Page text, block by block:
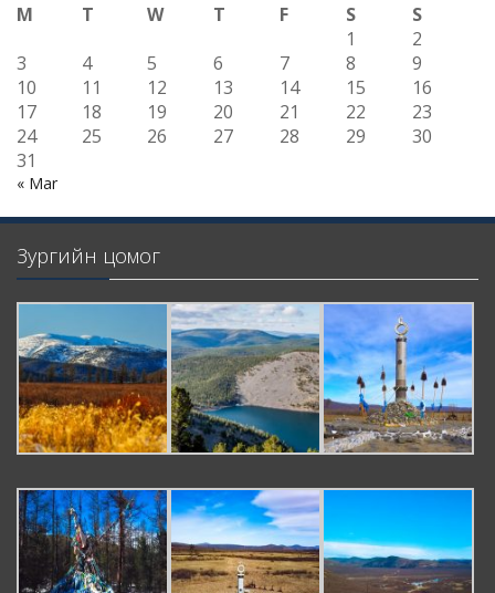
M
T W T F S
S
1
2
3
4 5 6 7 8
9
10
11 12 13 14 15
16
17
18 19 20 21 22
23
24
25 26 27 28 29
30
31
« Mar
Зургийн цомог